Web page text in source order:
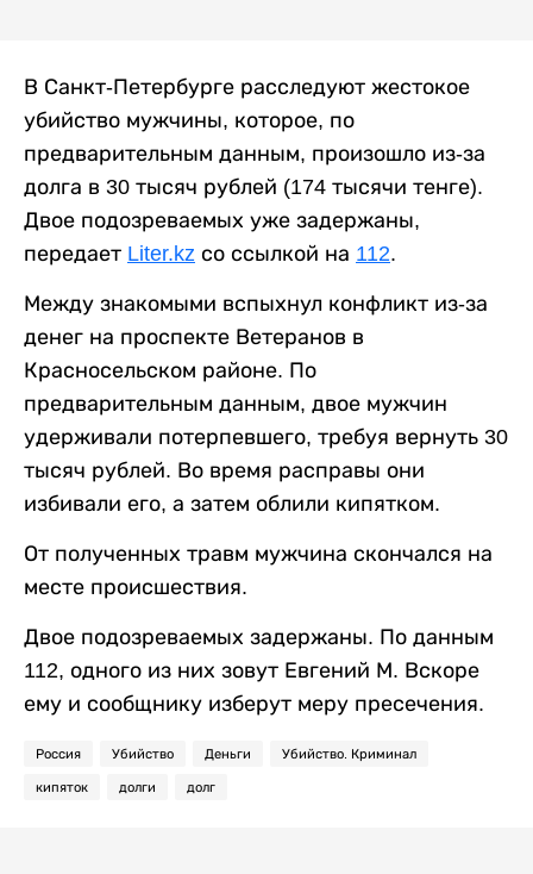
В Санкт-Петербурге расследуют жестокое
убийство мужчины, которое, по
предварительным данным, произошло из-за
долга в 30 тысяч рублей (174 тысячи тенге).
Двое подозреваемых уже задержаны,
передает Liter.kz со ссылкой на 112.
Между знакомыми вспыхнул конфликт из-за
денег на проспекте Ветеранов в
Красносельском районе. По
предварительным данным, двое мужчин
удерживали потерпевшего, требуя вернуть 30
тысяч рублей. Во время расправы они
избивали его, а затем облили кипятком.
От полученных травм мужчина скончался на
месте происшествия.
Двое подозреваемых задержаны. По данным
112, одного из них зовут Евгений М. Вскоре
ему и сообщнику изберут меру пресечения.
Россия Убийство Деньги Убийство. Криминал
кипяток долги долг